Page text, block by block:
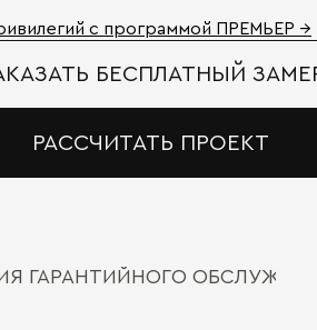
с программой ПРЕМЬЕР →
БЕСПЛАТНЫЙ
РАССЧИТАТЬ ПРОЕКТ
ГАРАНТИЙНОГО